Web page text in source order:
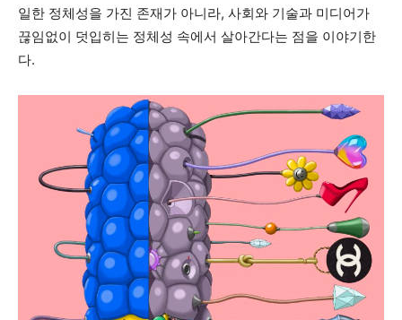
일한 정체성을 가진 존재가 아니라, 사회와 기술과 미디어가
끊임없이 덧입히는 정체성 속에서 살아간다는 점을 이야기한
다.